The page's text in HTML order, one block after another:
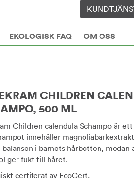
EKOLOGISK FAQ OM OSS
CHILDREN
500 ML
Children calendula Schampo är
innehåller
balansen i barnets hårbotten, medan
ger fukt till håret.
certiferat av EcoCert.